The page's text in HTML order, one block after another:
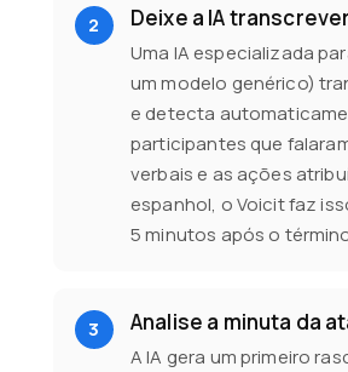
Deixe a IA
Uma IA especializada
um modelo genérico)
e detecta
participantes que
verbais e as ações
espanhol, o Voicit faz
5 minutos após o
Analise a minuta da
A IA gera um primeiro